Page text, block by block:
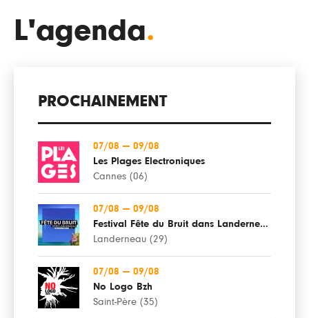
L'agenda.
PROCHAINEMENT
07/08 — 09/08
Les Plages Electroniques
Cannes (06)
07/08 — 09/08
Festival Fête du Bruit dans Landerneau
Landerneau (29)
07/08 — 09/08
No Logo Bzh
Saint-Père (35)